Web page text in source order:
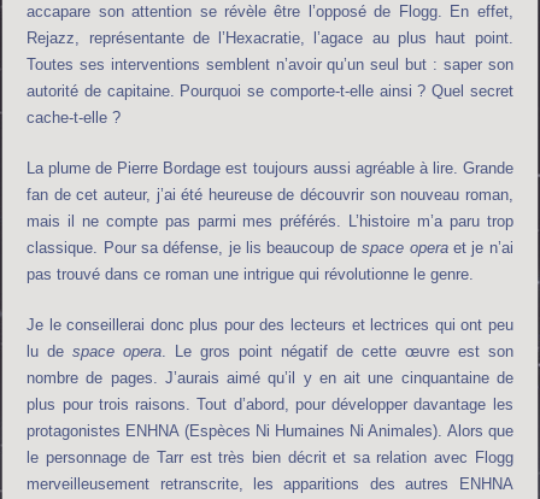
accapare son attention se révèle être l’opposé de Flogg. En effet,
Rejazz, représentante de l’Hexacratie, l’agace au plus haut point.
Toutes ses interventions semblent n’avoir qu’un seul but : saper son
autorité de capitaine. Pourquoi se comporte-t-elle ainsi ? Quel secret
cache-t-elle ?
La plume de Pierre Bordage est toujours aussi agréable à lire. Grande
fan de cet auteur, j’ai été heureuse de découvrir son nouveau roman,
mais il ne compte pas parmi mes préférés. L’histoire m’a paru trop
classique. Pour sa défense, je lis beaucoup despace operaet je n’ai
pas trouvé dans ce roman une intrigue qui révolutionne le genre.
Je le conseillerai donc plus pour des lecteurs et lectrices qui ont peu
lu despace opera . Le gros point négatif de cette œuvre est son
nombre de pages. J’aurais aimé qu’il y en ait une cinquantaine de
plus pour trois raisons. Tout d’abord, pour développer davantage les
protagonistes ENHNA (Espèces Ni Humaines Ni Animales). Alors que
le personnage de Tarr est très bien décrit et sa relation avec Flogg
merveilleusement retranscrite, les apparitions des autres ENHNA